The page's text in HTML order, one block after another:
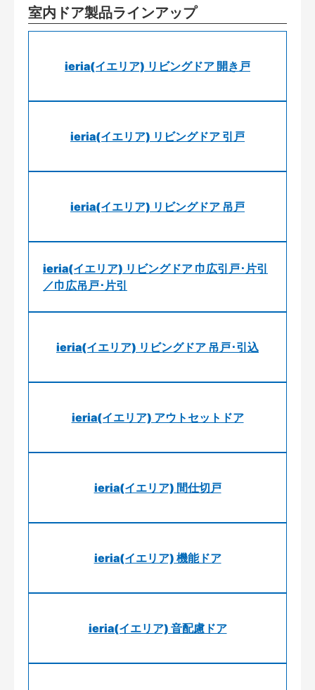
室内ドア製品ラインアップ
ieria(イエリア) リビングドア 開き戸
ieria(イエリア) リビングドア 引戸
ieria(イエリア) リビングドア 吊戸
ieria(イエリア) リビングドア 巾広引戸･片引
／巾広吊戸･片引
ieria(イエリア) リビングドア 吊戸･引込
ieria(イエリア) アウトセットドア
ieria(イエリア) 間仕切戸
ieria(イエリア) 機能ドア
ieria(イエリア) 音配慮ドア